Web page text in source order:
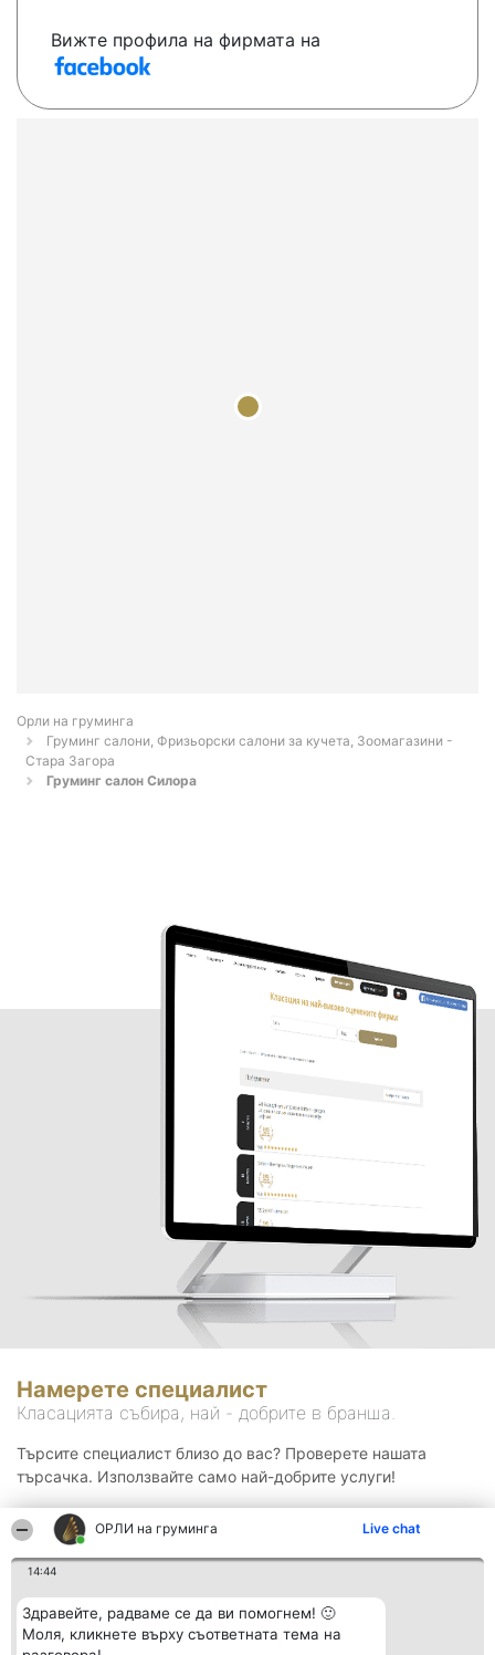
ОРЛИ на груминга Live chat
14:44
Здравейте, радваме се да ви помогнем! 🙂
Моля, кликнете върху съответната тема на
Вижте профила на фирмата на
Орли на груминга
Груминг салони, Фризьорски салони за кучета, Зоомагазини -
Стара Загора
Груминг салон Силора
Намерете специалист
Класацията събира, най - добрите в бранша.
Търсите специалист близо до вас? Проверете нашата
търсачка. Използвайте само най-добрите услуги!